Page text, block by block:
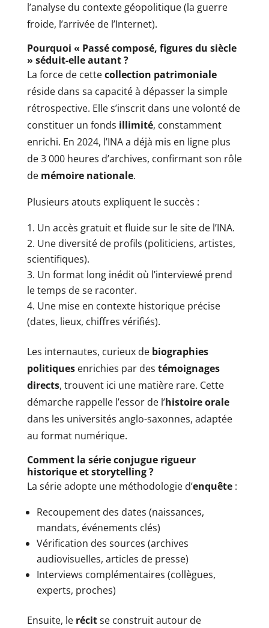
l’analyse du contexte géopolitique (la guerre
froide, l’arrivée de l’Internet).
Pourquoi « Passé composé, figures du siècle
» séduit-elle autant ?
La force de cettecollection patrimoniale
réside dans sa capacité à dépasser la simple
rétrospective. Elle s’inscrit dans une volonté de
constituer un fonds illimité, constamment
enrichi. En 2024, l’INA a déjà mis en ligne plus
de 3 000 heures d’archives, confirmant son rôle
de mémoire nationale.
Plusieurs atouts expliquent le succès :
Un accès gratuit et fluide sur le site de l’INA.
Une diversité de profils (politiciens, artistes,
scientifiques).
Un format long inédit où l’interviewé prend
le temps de se raconter.
Une mise en contexte historique précise
(dates, lieux, chiffres vérifiés).
Les internautes, curieux de biographies
politiquesenrichies par des témoignages
directs, trouvent ici une matière rare. Cette
démarche rappelle l’essor de l’histoire orale
dans les universités anglo-saxonnes, adaptée
au format numérique.
Comment la série conjugue rigueur
historique et storytelling ?
La série adopte une méthodologie d’enquête:
Recoupement des dates (naissances,
mandats, événements clés)
Vérification des sources (archives
audiovisuelles, articles de presse)
Interviews complémentaires (collègues,
experts, proches)
Ensuite, le récitse construit autour de